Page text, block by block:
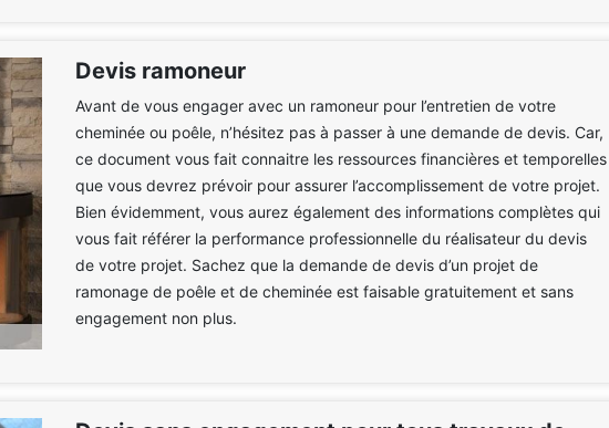
Devis ramoneur
Avant de vous engager avec un ramoneur pour l’entretien de votre
cheminée ou poêle, n’hésitez pas à passer à une demande de devis. Car,
ce document vous fait connaitre les ressources financières et temporelles
que vous devrez prévoir pour assurer l’accomplissement de votre projet.
Bien évidemment, vous aurez également des informations complètes qui
vous fait référer la performance professionnelle du réalisateur du devis
de votre projet. Sachez que la demande de devis d’un projet de
ramonage de poêle et de cheminée est faisable gratuitement et sans
engagement non plus.